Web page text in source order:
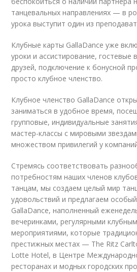
танцевальных направлениях — в
урока выступит один из
Клубные карты GallaDance уже
уроки и ассистирование, гостевые
друзей, подключение к бонусной
просто клубное членство.
Клубное членство GallaDance
заниматься в удобное время,
групповые, индивидуальные
мастер-классы с мировыми
множеством привилегий у
Стремясь соответствовать
потребностям наших членов
танцам, мы создаем целый мир
удовольствий и предлагаем
GallaDance, наполненный
вечеринками, регулярными
мероприятиями, которые
престижных местах — The Ritz
Lotte Hotel, в Центре
ресторанах и модных городских